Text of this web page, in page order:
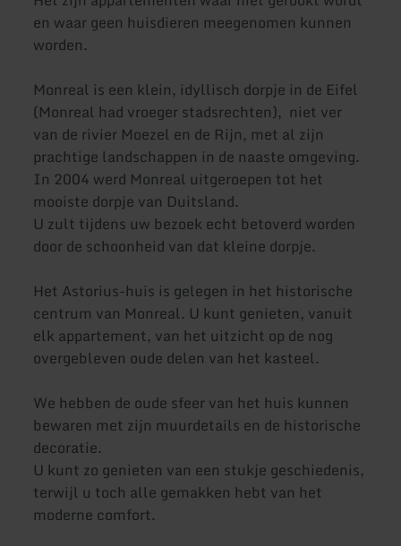
en waar geen huisdieren meegenomen kunnen
worden.
Monreal is een klein, idyllisch dorpje in de Eifel
(Monreal had vroeger stadsrechten), niet ver
van de rivier Moezel en de Rijn, met al zijn
prachtige landschappen in de naaste omgeving.
In 2004 werd Monreal uitgeroepen tot het
mooiste dorpje van Duitsland.
U zult tijdens uw bezoek echt betoverd worden
door de schoonheid van dat kleine dorpje.
Het Astorius-huis is gelegen in het historische
centrum van Monreal. U kunt genieten, vanuit
elk appartement, van het uitzicht op de nog
overgebleven oude delen van het kasteel.
We hebben de oude sfeer van het huis kunnen
bewaren met zijn muurdetails en de historische
decoratie.
U kunt zo genieten van een stukje geschiedenis,
terwijl u toch alle gemakken hebt van het
moderne comfort.